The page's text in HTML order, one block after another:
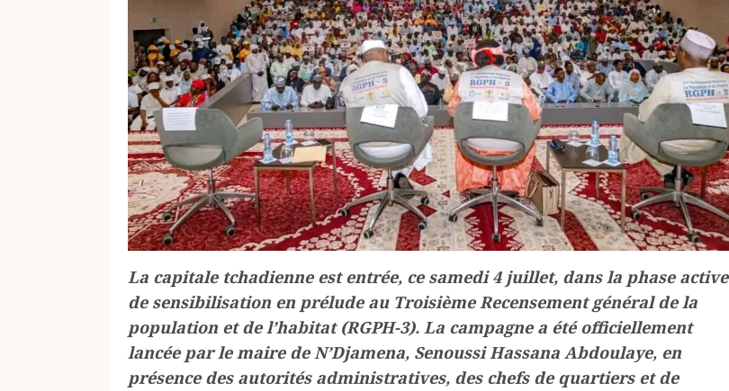
La capitale tchadienne est entrée, ce samedi 4 juillet, dans la phase active
de sensibilisation en prélude au Troisième Recensement général de la
population et de l’habitat (RGPH-3). La campagne a été officiellement
lancée par le maire de N’Djamena, Senoussi Hassana Abdoulaye, en
présence des autorités administratives, des chefs de quartiers et de